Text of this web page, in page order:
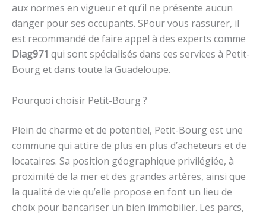
aux normes en vigueur et qu’il ne présente aucun
danger pour ses occupants. SPour vous rassurer, il
est recommandé de faire appel à des experts comme
Diag971 qui sont spécialisés dans ces services à Petit-
Bourg et dans toute la Guadeloupe.
Pourquoi choisir Petit-Bourg ?
Plein de charme et de potentiel, Petit-Bourg est une
commune qui attire de plus en plus d’acheteurs et de
locataires. Sa position géographique privilégiée, à
proximité de la mer et des grandes artères, ainsi que
la qualité de vie qu’elle propose en font un lieu de
choix pour bancariser un bien immobilier. Les parcs,